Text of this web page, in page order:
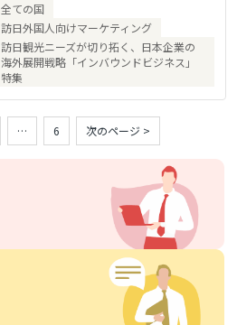
全ての国
訪日外国人向けマーケティング
訪日観光ニーズが切り拓く、日本企業の
海外展開戦略「インバウンドビジネス」
特集
… 6 次のページ >